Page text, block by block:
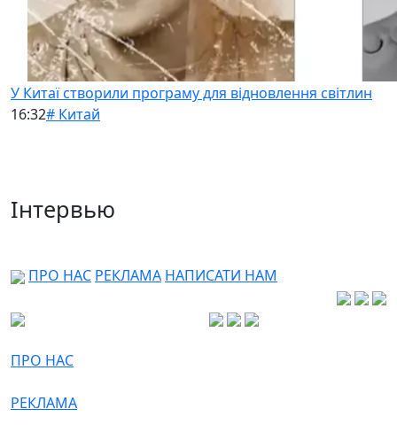
У Китаї створили програму для відновлення світлин
16:32# Китай
Інтервью
ПРО НАС РЕКЛАМА НАПИСАТИ НАМ
ПРО НАС
РЕКЛАМА